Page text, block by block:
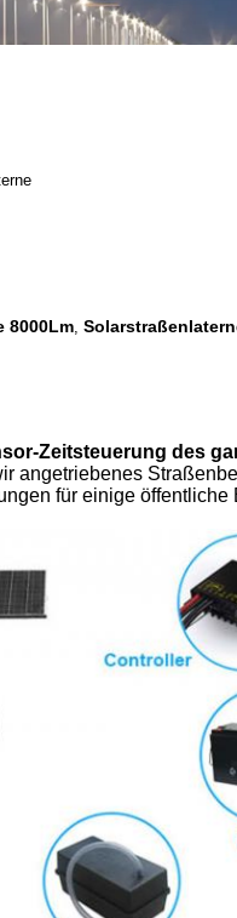
8000Lm,
Zeitsteuerung des
angetriebenes
für einige